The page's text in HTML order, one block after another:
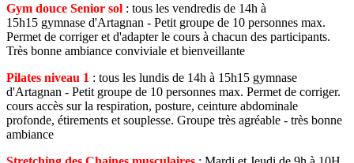
Gym douce Senior sol : tous les vendredis de 14h à
15h15 gymnase d'Artagnan - Petit groupe de 10 personnes max.
Permet de corriger et d'adapter le cours à chacun des participants.
Très bonne ambiance conviviale et bienveillante
Pilates niveau 1 : tous les lundis de 14h à 15h15 gymnase
d'Artagnan - Petit groupe de 10 personnes max. Permet de corriger.
cours accès sur la respiration, posture, ceinture abdominale
profonde, étirements et souplesse. Groupe très agréable - très bonne
ambiance